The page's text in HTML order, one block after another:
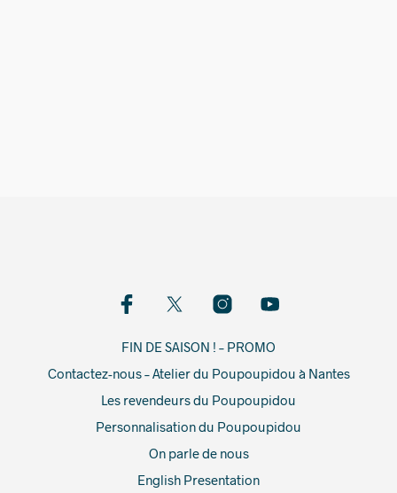
FIN DE SAISON ! – PROMO
Contactez-nous – Atelier du Poupoupidou à Nantes
Les revendeurs du Poupoupidou
Personnalisation du Poupoupidou
On parle de nous
English Presentation